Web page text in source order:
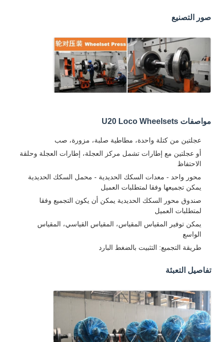
صور التصنيع
مواصفات U20 Loco Wheelsets
عجلتين من كتلة واحدة، مطاطية صلبة، مزورة، صب
أو عجلتين مع إطارات تشمل مركز العجلة، إطارات العجلة وحلقة
الاحتفاظ
محور واحد - معدات السكك الحديدية - محمل السكك الحديدية
يمكن تجميعها وفقا لمتطلبات العميل
صندوق محور السكك الحديدية يمكن أن يكون التجميع وفقا
لمتطلبات العميل
يمكن توفير المقياس المقياس، المقياس القياسي، المقياس
الواسع
طريقة التجميع: التثبيت بالضغط البارد
تفاصيل التعبئة